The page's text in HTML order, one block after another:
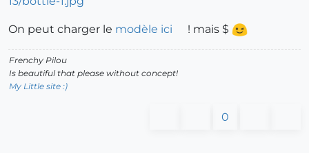
On peut charger le modèle ici ! mais $
Frenchy Pilou
Is beautiful that please without concept!
My Little site :)
0